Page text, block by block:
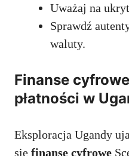
Uważaj na
Sprawdź
waluty.
Finanse
płatności w
Eksploracja Ugandy
się finanse cyfrowe